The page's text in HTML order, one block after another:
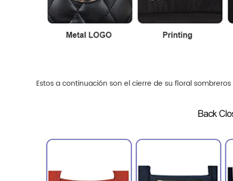
Estos a continuación son el cierre de su floralsombreros